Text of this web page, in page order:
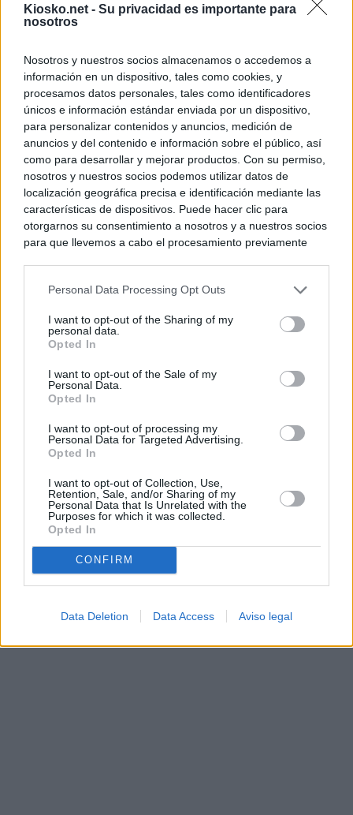
Kiosko.net - Su privacidad es importante para
nosotros
Nosotros y nuestros socios almacenamos o accedemos a
información en un dispositivo, tales como cookies, y
procesamos datos personales, tales como identificadores
únicos e información estándar enviada por un dispositivo,
para personalizar contenidos y anuncios, medición de
anuncios y del contenido e información sobre el público, así
como para desarrollar y mejorar productos. Con su permiso,
nosotros y nuestros socios podemos utilizar datos de
localización geográfica precisa e identificación mediante las
características de dispositivos. Puede hacer clic para
otorgarnos su consentimiento a nosotros y a nuestros socios
para que llevemos a cabo el procesamiento previamente
negar su consentimiento. Tenga en cuenta que algún
de su consentimiento, pero usted tiene el derecho de
rechazar tal procesamiento. Sus preferencias se aplicarán
cualquier momento entrando de nuevo en este sitio web o
visitando nuestra política de privacidad.
Personal Data Processing Opt Outs
I want to opt-out of the Sharing of my
personal data.
Opted In
I want to opt-out of the Sale of my
Personal Data.
Opted In
I want to opt-out of processing my
Personal Data for Targeted Advertising.
Opted In
I want to opt-out of Collection, Use,
Retention, Sale, and/or Sharing of my
Personal Data that Is Unrelated with the
Purposes for which it was collected.
Opted In
CONFIRM
Data Deletion Data Access Aviso legal